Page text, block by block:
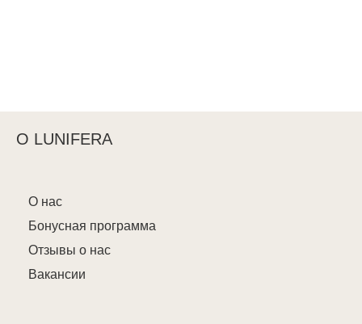
О LUNIFERA
О нас
Бонусная программа
Отзывы о нас
Вакансии